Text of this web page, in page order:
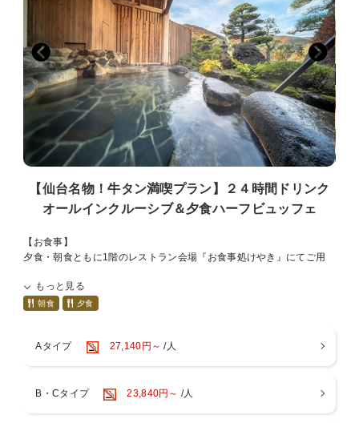
※一部有料のサービスがございます
【追加オプションのご案内】
・誕生日や記念日のお祝いにぴったりな花束(前日までの要予約) 3500
円
・4号サイズケーキ、メッセージプレートも用意できます 3400円
価格は全て税込です。現地でのお支払いとなります。
ご希望の際は種類と数を記載ください。
ベーグル、ソーセージ、チーズ、ベーコン、スクランブルエッグ、サ
ラダ、フルーツ、ヨーグルトなど。
【飲み物】
飲み放題の生ビールサーバーを備えております。
本館「お宿 はなぶさ」ラウンジにあるフリードリンクもご利用いただ
けます。
※グランピングにお持ち帰りはできません。
【温泉】
・山景の宿 流辿 15時から20時アウト 翌日7時から9時30分アウト
テント前に1台駐車可能です。
【お願い】
・ワンちゃんの定員は、1棟につき3頭まで。
・２頭目から１頭2，200円別途頂戴しております。
・ワンちゃん用の食事は2食分ございますが、普段から食べ慣れてい
・ワンちゃんのトラブル（脱走、怪我、死亡など、不測の事故等）に
対しては一切の責任を負いかねます。
ずリード等を使用してください。
・他のお客様の持ち物やワンちゃんとの危害、損害、トラブルの場
【仙台名物！牛タン満喫プラン】２４時間ドリンク
オールインクルーシブ＆夕食ハーフビュッフェ
【お食事】
夕食・朝食ともに1階のレストラン会場『お食事処けやき』にてご用
■夕食 ハーフビュッフェ
・仙南JAPAN X(純和豚)と牛肉の鍋
・スパークリングワイン ワイン白赤 厳選日本酒
もっと見る
朝食 夕食
Aタイプ 27,140円～ /人
B・Cタイプ 23,840円～ /人